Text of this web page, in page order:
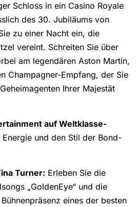
Schloss in ein Casino Royale
des 30. Jubiläums von
zu einer Nacht ein, die
vereint. Schreiten Sie über
am legendären Aston Martin,
Champagner-Empfang, der Sie
Ihrer Majestät
auf Weltklasse-
Energie und den Stil der Bond-
Turner: Erleben Sie die
„GoldenEye“ und die
eines der besten